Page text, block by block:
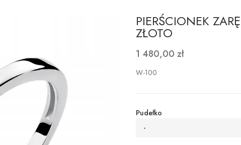
PIERŚCIONEK
ZŁOTO
1 480,00 zł
W-100
Pudełko
-